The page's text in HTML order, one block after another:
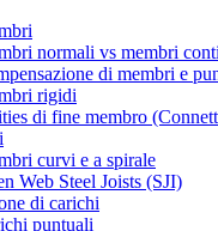
normali vs membri
di membri e
rigidi
di fine membro
curvi e a spirale
Web Steel Joists (SJI)
di carichi
puntuali